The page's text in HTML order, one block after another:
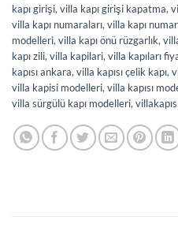
kapı girişi, villa kapı girişi kapatma,
villa kapı numaraları, villa kapı
modelleri, villa kapı önü rüzgarlık,
kapı zili, villa kapilari, villa kapıları
kapısı ankara, villa kapısı çelik kapı,
villa kapisi modelleri, villa kapısı
villa sürgülü kapı modelleri,